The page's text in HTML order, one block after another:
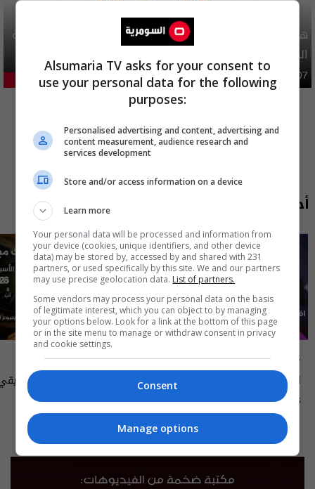
هيئة الحج تصدر قرارا يخص "لم الشمل" وتعديل استمارة قرعة
الحج
محليات 20.41% 06:40 | 2026-08-07
المزيد
أحدث الحلقات
علناً
اقتصاد العراق في عين العاصفة- علناً
م٥ - الحلقة ٨ | الموسم ٥15:30 | 2026-08-06
أسرار الفلك
الى ١٤ آب ٢٠٢٦ | 2026
13:00 | 2026-08-06
Alsumaria TV asks for your consent to
use your personal data for the following
purposes:
Personalised advertising and content, advertising and
content measurement, audience research and
services development
Store and/or access information on a device
Learn more
Your personal data will be processed and information from
your device (cookies, unique identifiers, and other device
data) may be stored by, accessed by and shared with 231
partners, or used specifically by this site. We and our partners
may use precise geolocation data. List of partners.
Some vendors may process your personal data on the basis
of legitimate interest, which you can object to by managing
your options below. Look for a link at the bottom of this page
or in the site menu to manage or withdraw consent in privacy
and cookie settings.
Consent
Manage options